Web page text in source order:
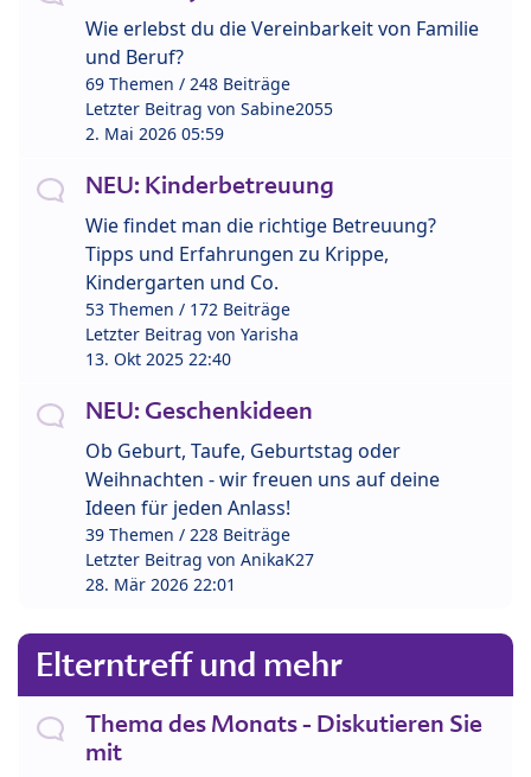
Wie erlebst du die Vereinbarkeit von Familie
und Beruf?
69 Themen / 248 Beiträge
Letzter Beitrag von Sabine2055
2. Mai 2026 05:59
NEU: Kinderbetreuung
Wie findet man die richtige Betreuung?
Tipps und Erfahrungen zu Krippe,
Kindergarten und Co.
53 Themen / 172 Beiträge
Letzter Beitrag von Yarisha
13. Okt 2025 22:40
NEU: Geschenkideen
Ob Geburt, Taufe, Geburtstag oder
Weihnachten - wir freuen uns auf deine
Ideen für jeden Anlass!
39 Themen / 228 Beiträge
Letzter Beitrag von AnikaK27
28. Mär 2026 22:01
Elterntreff und mehr
Thema des Monats - Diskutieren Sie
mit